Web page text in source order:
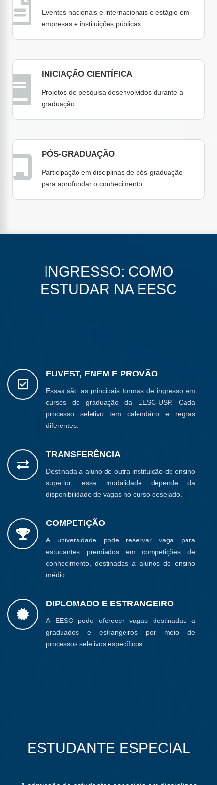
Eventos nacionais e internacionais e estágio em
empresas e instituições públicas.
INICIAÇÃO CIENTÍFICA
Projetos de pesquisa desenvolvidos durante a
graduação.
PÓS-GRADUAÇÃO
Participação em disciplinas de pós-graduação
para aprofundar o conhecimento.
INGRESSO: COMO
ESTUDAR NA EESC
FUVEST, ENEM E PROVÃO
Essas são as principais formas de ingresso em
cursos de graduação da EESC-USP. Cada
processo seletivo tem calendário e regras
diferentes.
TRANSFERÊNCIA
Destinada a aluno de outra instituição de ensino
superior, essa modalidade depende da
disponibilidade de vagas no curso desejado.
COMPETIÇÃO
A universidade pode reservar vaga para
estudantes premiados em competições de
conhecimento, destinadas a alunos do ensino
médio.
DIPLOMADO E ESTRANGEIRO
A EESC pode oferecer vagas destinadas a
graduados e estrangeiros por meio de
processos seletivos específicos.
ESTUDANTE ESPECIAL